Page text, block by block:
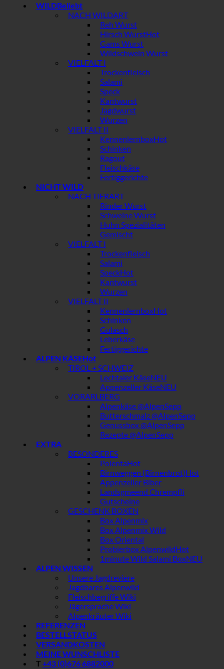
WILD
NACH WILDART
Reh Wurst
Hirsch Wurst
Gams Wurst
Wildschwein Wurst
VIELFALT I
Trockenfleisch
Salami
Speck
Kantwurst
Jagdwurst
Wurzen
VIELFALT II
Kennenlernbox
Schinken
Ragout
Fleischkäse
Fertiggerichte
NICHT WILD
NACH TIERART
Rinder Wurst
Schweine Wurst
Huhn Spezialitäten
Gemischt
VIELFALT I
Trockenfleisch
Salami
Speck
Kantwurst
Wurzen
VIELFALT II
Kennenlernbox
Schinken
Gulasch
Leberkäse
Fertiggerichte
ALPEN KÄSE
TIROL + SCHWEIZ
Lechtaler Käse
Appenzeller Käse
VORARLBERG
Alpenkäse @AlpenSepp
Butterschmalz @AlpenSepp
Genussbox @AlpenSepp
Rezepte @AlpenSepp
EXTRA
BESONDERES
Polenta
Birnweggen (Birnenbrot)
Appenzeller Biber
Landsgmeend Chrempfli
Gutscheine
GESCHENK BOXEN
Box Alpenmix
Box Alpenmix Wild
Box Oriental
Probierbox Alpenwild
1minute Wild Salami Box
ALPEN WISSEN
Unsere Jagdreviere
Jagdbares Alpenwild
Fleischbegriffe Wiki
Jägersprache Wiki
Alpenkräuter Wiki
REFERENZEN
BESTELLSTATUS
VERSANDKOSTEN
MEINE WUNSCHLISTE
T +43 (0)676 6882000